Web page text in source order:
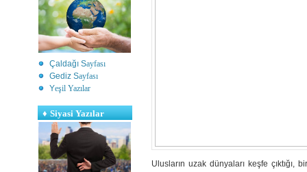
Çaldağı Sayfası
Gediz Sayfası
Yeşil Yazılar
♦ Siyasi Yazılar
Ulusların uzak dünyaları keşfe çıktığı,